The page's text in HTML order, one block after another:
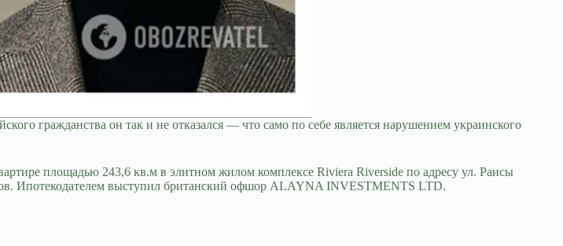
гражданства он так и не отказался — что само по себе является нарушением украинского
площадью 243,6 кв.м в элитном жилом комплексе Riviera Riverside по адресу ул. Раисы
Ипотекодателем выступил британский офшор ALAYNA INVESTMENTS LTD.